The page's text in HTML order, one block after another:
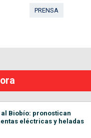
PRENSA
Biobío: pronostican
eléctricas y heladas